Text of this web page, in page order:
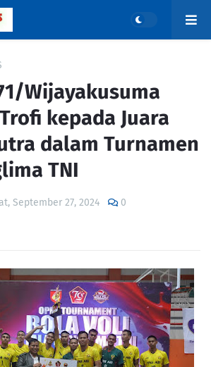
Wijayakusuma
kepada Juara
dalam Turnamen
TNI
September 27, 2024 0